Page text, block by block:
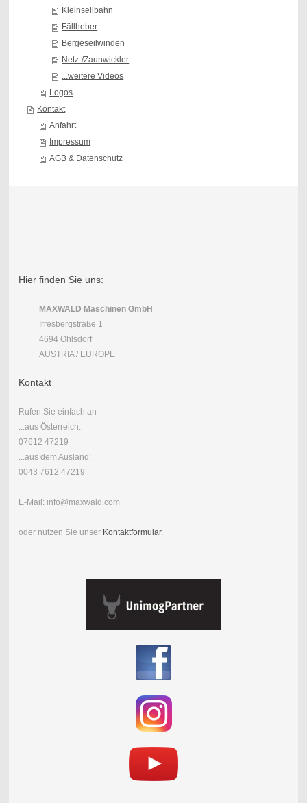
Kleinseilbahn
Fällheber
Bergeseilwinden
Netz-/Zaunwickler
...weitere Videos
Logos
Kontakt
Anfahrt
Impressum
AGB & Datenschutz
Hier finden Sie uns:
MAXWALD Maschinen GmbH
Irresbergstraße 1
4694 Ohlsdorf
AUSTRIA / EUROPE
Kontakt
Rufen Sie einfach an
...aus Österreich:
07612 47219
...aus dem Ausland:
0043 7612 47219
E-Mail: info@maxwald.com
oder nutzen Sie unser Kontaktformular.